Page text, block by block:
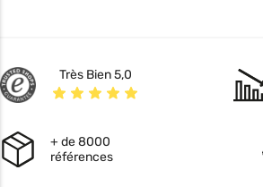
Très Bien 5,0
+ de 8000
références